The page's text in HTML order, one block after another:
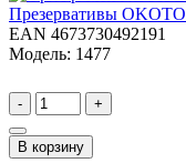
Презервативы
EAN 4673730492191
Модель: 1477
- +
В корзину